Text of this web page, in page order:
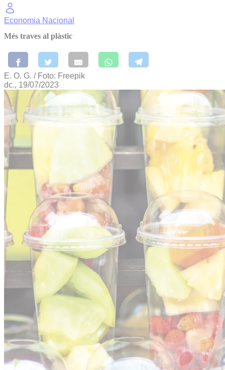
Economia Nacional
Més traves al plàstic
E. O. G. / Foto: Freepik
dc., 19/07/2023